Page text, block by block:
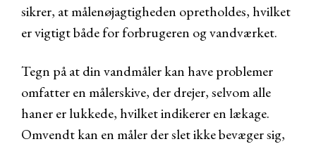
sikrer, at målenøjagtigheden opretholdes, hvilket
er vigtigt både for forbrugeren og vandværket.
Tegn på at din vandmåler kan have problemer
omfatter en målerskive, der drejer, selvom alle
haner er lukkede, hvilket indikerer en lækage.
Omvendt kan en måler der slet ikke bevæger sig,